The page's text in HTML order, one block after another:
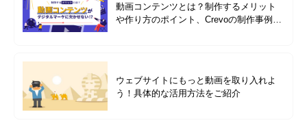
動画コンテンツとは？制作するメリット
や作り方のポイント、Crevoの制作事例も
ウェブサイトにもっと動画を取り入れよ
う！具体的な活用方法をご紹介